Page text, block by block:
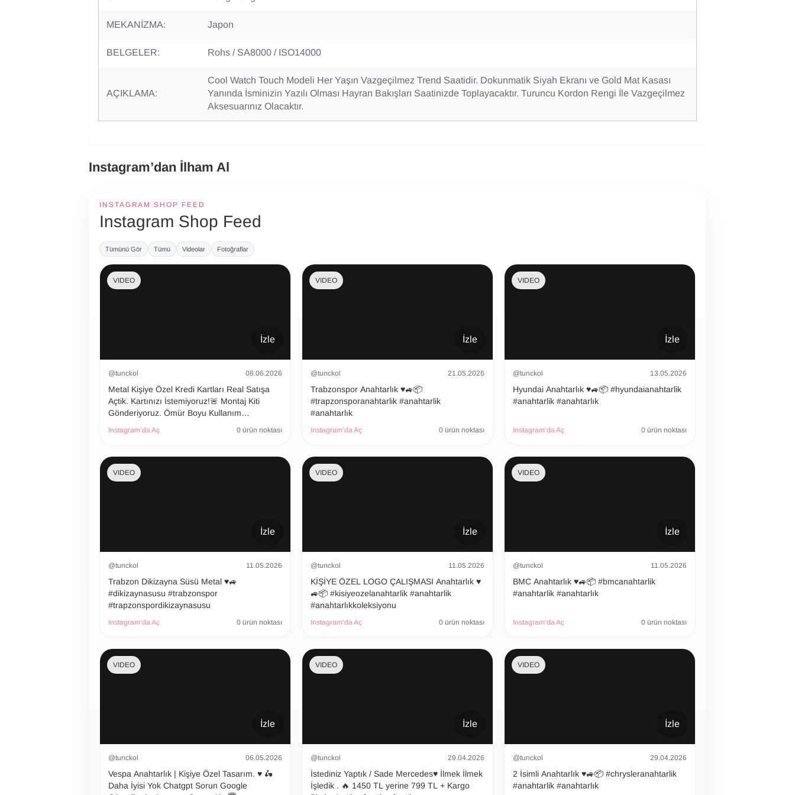
MEKANİZMA: Japon
BELGELER: Rohs / SA8000 / ISO14000
AÇIKLAMA:
Cool Watch Touch Modeli Her Yaşın Vazgeçilmez Trend Saatidir. Dokunmatik Siyah Ekranı ve Gold Mat Kasası
Yanında İsminizin Yazılı Olması Hayran Bakışları Saatinizde Toplayacaktır. Turuncu Kordon Rengi İle Vazgeçilmez
Aksesuarınız Olacaktır.
Instagram’dan İlham Al
INSTAGRAM SHOP FEED
Instagram Shop Feed
Tümünü Gör Tümü Videolar Fotoğraflar
İzle
VIDEO
@tunckol 08.06.2026
Metal Kişiye Özel Kredi Kartları Real Satışa
Açtik. Kartınızı İstemiyoruz!🚨 Montaj Kiti
Gönderiyoruz. Ömür Boyu Kullanım…
Instagram’da Aç 0 ürün noktası
İzle
VIDEO
@tunckol 21.05.2026
Trabzonspor Anahtarlık ♥️🚙📦
#trapzonsporanahtarlik #anahtarlik
#anahtarlık
Instagram’da Aç 0 ürün noktası
İzle
VIDEO
@tunckol 13.05.2026
Hyundai Anahtarlık ♥️🚙📦 #hyundaianahtarlik
#anahtarlik #anahtarlık
Instagram’da Aç 0 ürün noktası
İzle
VIDEO
@tunckol 11.05.2026
Trabzon Dikizayna Süsü Metal ♥️🚙
#dikizaynasusu #trabzonspor
#trapzonspordikizaynasusu
Instagram’da Aç 0 ürün noktası
İzle
VIDEO
@tunckol 11.05.2026
KİŞİYE ÖZEL LOGO ÇALIŞMASI Anahtarlık ♥️
🚙📦 #kisiyeozelanahtarlik #anahtarlik
#anahtarlıkkoleksiyonu
Instagram’da Aç 0 ürün noktası
İzle
VIDEO
@tunckol 11.05.2026
BMC Anahtarlık ♥️🚙📦 #bmcanahtarlik
#anahtarlik #anahtarlık
Instagram’da Aç 0 ürün noktası
İzle
VIDEO
@tunckol 06.05.2026
Vespa Anahtarlık | Kişiye Özel Tasarım. ♥️ 🛵
Daha İyisi Yok Chatgpt Sorun Google
İzle
VIDEO
@tunckol 29.04.2026
İstediniz Yaptık / Sade Mercedes♥️ İlmek İlmek
İşledik . 🔥 1450 TL yerine 799 TL + Kargo
İzle
VIDEO
@tunckol 29.04.2026
2 İsimli Anahtarlık ♥️🚙📦 #chrysleranahtarlik
#anahtarlik #anahtarlık